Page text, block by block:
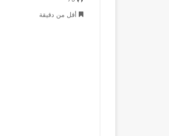
أقل من دقيقة